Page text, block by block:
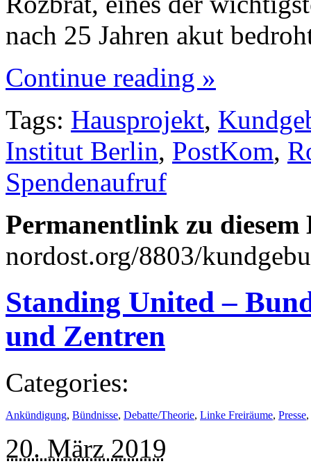
nach 25 Jahren akut
Continue reading »
Tags: Hausprojekt,
Institut Berlin, PostKom,
Spendenaufruf
Permanentlink zu
nordost.org/8803/
Standing United –
und Zentren
Categories:
Ankündigung, Bündnisse, Debatte/Theorie, Linke Freiräume, Presse,
20. März 2019